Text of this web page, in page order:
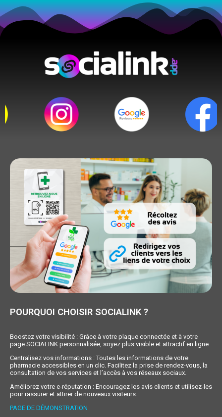
POURQUOI CHOISIR SOCIALINK ?
Boostez votre visibilité : Grâce à votre plaque connectée et à votre
page SOCIALINK personnalisée, soyez plus visible et attractif en ligne.
Centralisez vos informations : Toutes les informations de votre
pharmacie accessibles en un clic. Facilitez la prise de rendez-vous, la
consultation de vos services et l’accès à vos réseaux sociaux.
Améliorez votre e-réputation : Encouragez les avis clients et utilisez-les
pour rassurer et attirer de nouveaux visiteurs.
PAGE DE DÉMONSTRATION